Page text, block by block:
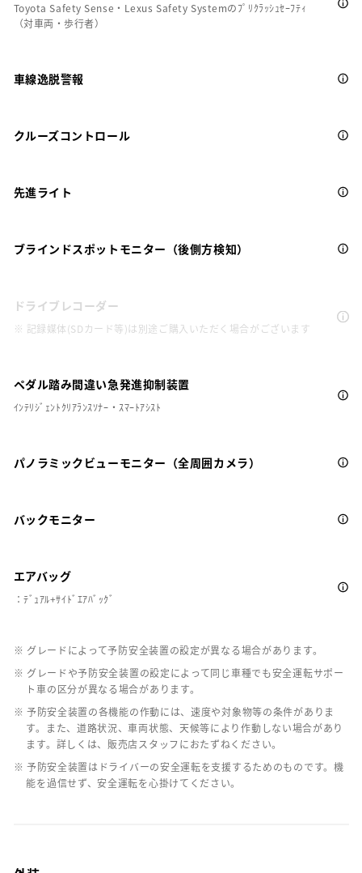
Toyota Safety Sense・Lexus Safety Systemのﾌﾟﾘｸﾗｯｼｭｾｰﾌﾃｨ
（対車両・歩行者）
車線逸脱警報
クルーズコントロール
先進ライト
ブラインドスポットモニター（後側方検知）
ドライブレコーダー
※ 記録媒体(SDカード等)は別途ご購入いただく場合がございます
ペダル踏み間違い急発進抑制装置
ｲﾝﾃﾘｼﾞｪﾝﾄｸﾘｱﾗﾝｽｿﾅｰ・ｽﾏｰﾄｱｼｽﾄ
パノラミックビューモニター（全周囲カメラ）
バックモニター
エアバッグ
：ﾃﾞｭｱﾙ+ｻｲﾄﾞｴｱﾊﾞｯｸﾞ
※ グレードによって予防安全装置の設定が異なる場合があります。
※ グレードや予防安全装置の設定によって同じ車種でも安全運転サポー
ト車の区分が異なる場合があります。
※ 予防安全装置の各機能の作動には、速度や対象物等の条件がありま
す。また、道路状況、車両状態、天候等により作動しない場合があり
ます。詳しくは、販売店スタッフにおたずねください。
※ 予防安全装置はドライバーの安全運転を支援するためのものです。機
能を過信せず、安全運転を心掛けてください。